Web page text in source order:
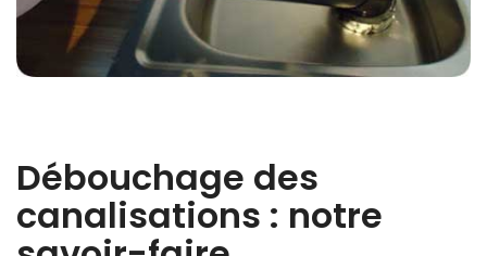
Débouchage des
canalisations : notre